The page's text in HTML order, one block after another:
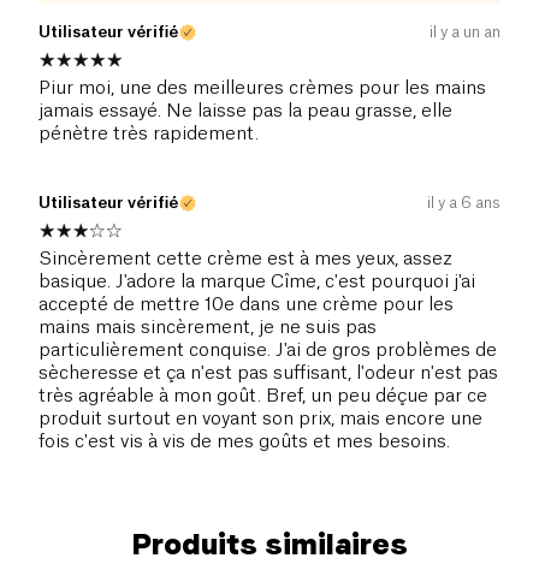
Utilisateur vérifié il y a un an
Piur moi, une des meilleures crèmes pour les mains
jamais essayé. Ne laisse pas la peau grasse, elle
pénètre très rapidement.
Utilisateur vérifié il y a 6 ans
Sincèrement cette crème est à mes yeux, assez
basique. J'adore la marque Cîme, c'est pourquoi j'ai
accepté de mettre 10e dans une crème pour les
mains mais sincèrement, je ne suis pas
particulièrement conquise. J'ai de gros problèmes de
sècheresse et ça n'est pas suffisant, l'odeur n'est pas
très agréable à mon goût. Bref, un peu déçue par ce
produit surtout en voyant son prix, mais encore une
fois c'est vis à vis de mes goûts et mes besoins.
Produits similaires